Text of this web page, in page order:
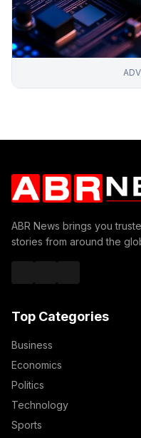
ABR News brings you
stories from around the
Top Categories
Business
Economics
Politics
Technology
Sports